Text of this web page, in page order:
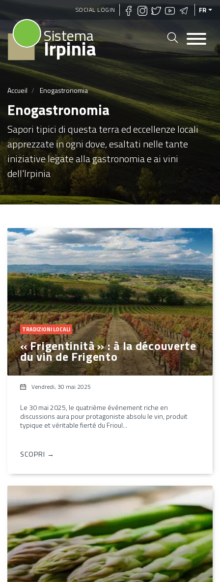
Aller
au
contenu
principal
SOCIAL LOGIN FR
Sistema
Irpinia
Accueil Enogastronomia
Enogastronomia
Sapori tipici di questa terra ed eccellenze locali
apprezzate in ogni dove, esaltati nelle tante
iniziative legate alla gastronomia e ai vini
dell'Irpinia
TRADIZIONI LOCALI
« Frigentinità » : à la découverte
du vin de Frigento
Vendredi, 30 mai 2025
Le 30 mai 2025, le quatrième événement riche en
discussions aura pour protagoniste absolu le vin, produit
typique et véritable fierté du Frioul...
SCOPRI →